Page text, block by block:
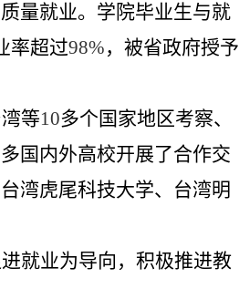
量就业。学院毕业生与就
率超过98%，被省政府授予
等10多个国家地区考察、
国内外高校开展了合作交
湾虎尾科技大学、台湾明
就业为导向，积极推进教